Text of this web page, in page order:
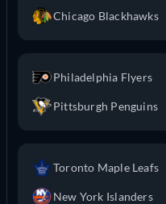
Chicago Blackhawks
Philadelphia Flyers
Pittsburgh Penguins
Toronto Maple Leafs
New York Islanders